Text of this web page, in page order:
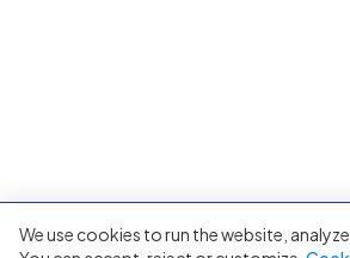
We use cookies to run the website,